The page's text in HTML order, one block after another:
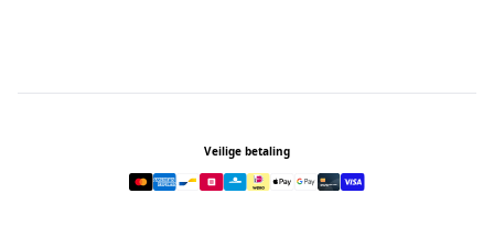
Veilige betaling